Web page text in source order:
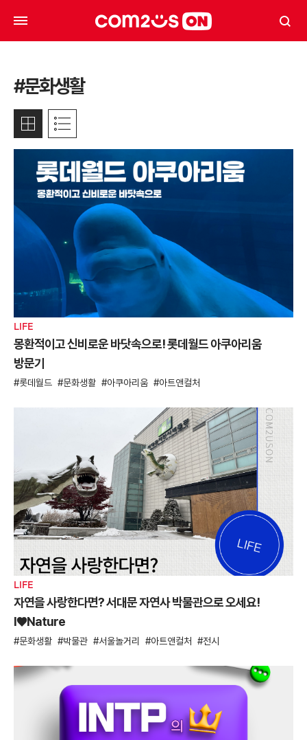
#문화생활
LIFE
몽환적이고 신비로운 바닷속으로! 롯데월드 아쿠아리움
방문기
롯데월드 문화생활 아쿠아리움 아트앤컬처
LIFE
자연을 사랑한다면? 서대문 자연사 박물관으로 오세요!
I♥Nature
문화생활 박물관 서울놀거리 아트앤컬처 전시